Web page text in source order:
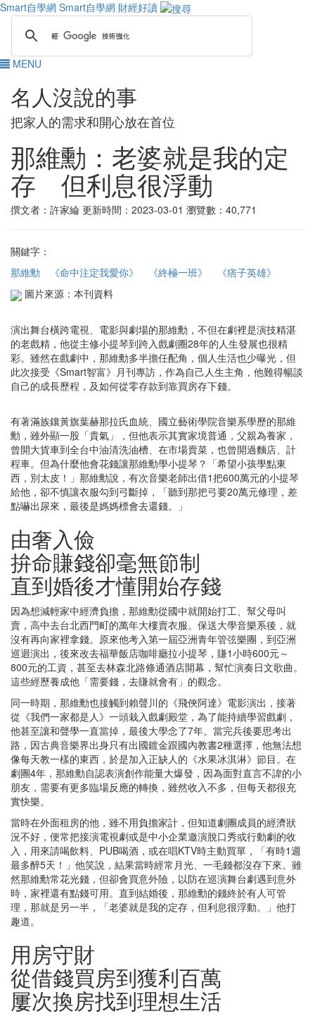
Smart自學網 Smart自學網 財經好讀
MENU
名人沒說的事
把家人的需求和開心放在首位
那維勳：老婆就是我的定
存 但利息很浮動
撰文者：許家綸 更新時間：2023-03-01 瀏覽數：40,771
關鍵字：
那維勳
《命中注定我愛你》 《終極一班》
《痞子英雄》
圖片來源：本刊資料
演出舞台橫跨電視、電影與劇場的那維勳，不但在劇裡是演技精湛
的老戲精，他從主修小提琴到跨入戲劇圈28年的人生發展也很精
彩。雖然在戲劇中，那維勳多半擔任配角，個人生活也少曝光，但
此次接受《Smart智富》月刊專訪，作為自己人生主角，他難得暢談
自己的成長歷程，及如何從零存款到靠買房存下錢。
有著滿族鑲黃旗葉赫那拉氏血統、國立藝術學院音樂系學歷的那維
勳，雖外顯一股「貴氣」，但他表示其實家境普通，父親為養家，
曾開大貨車到全台中油清洗油槽、在市場賣菜，也曾開過麵店、計
程車。但為什麼他會花錢讓那維勳學小提琴？「希望小孩學點東
西，別太皮！」那維勳說，有次音樂老師出借1把600萬元的小提琴
給他，卻不慎讓衣服勾到弓斷掉，「聽到那把弓要20萬元修理，差
點嚇出尿來，最後是媽媽標會去還錢。」
由奢入儉
拚命賺錢卻毫無節制
直到婚後才懂開始存錢
因為想減輕家中經濟負擔，那維勳從國中就開始打工、幫父母叫
賣，高中去台北西門町的萬年大樓賣衣服。保送大學音樂系後，就
沒有再向家裡拿錢。原來他考入第一屆亞洲青年管弦樂團，到亞洲
巡迴演出，後來改去福華飯店咖啡廳拉小提琴，賺1小時600元～
800元的工資，甚至去林森北路條通酒店開幕，幫忙演奏日文歌曲。
這些經歷養成他「需要錢，去賺就會有」的觀念。
同一時期，那維勳也接觸到賴聲川的《飛俠阿達》電影演出，接著
從《我們一家都是人》一頭栽入戲劇殿堂，為了能持續學習戲劇，
他甚至讓和聲學一直當掉，最後大學念了7年。當完兵後要思考出
路，因古典音樂界出身只有出國鍍金跟國內教書2種選擇，他無法想
像每天教一樣的東西，於是加入正缺人的《水果冰淇淋》節目。在
劇團4年，那維勳自認表演創作能量大爆發，因為面對直言不諱的小
朋友，需要有更多臨場反應的轉換，雖然收入不多，但每天都很充
實快樂。
當時在外面租房的他，雖不用負擔家計，但知道劇團成員的經濟狀
況不好，便常把接演電視劇或是中小企業邀演脫口秀或行動劇的收
入，用來請喝飲料、PUB喝酒，或在唱KTV時主動買單，「有時1週
最多醉5天！」他笑說，結果當時經常月光、一毛錢都沒存下來。雖
然那維勳常花光錢，但卻會買意外險，以防在巡演舞台劇遇到意外
時，家裡還有點錢可用。直到結婚後，那維勳的錢終於有人可管
理，那就是另一半，「老婆就是我的定存，但利息很浮動。」他打
趣道。
用房守財
從借錢買房到獲利百萬
屢次換房找到理想生活